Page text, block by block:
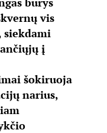
vis
siekdami
į
šokiruoja
narius,